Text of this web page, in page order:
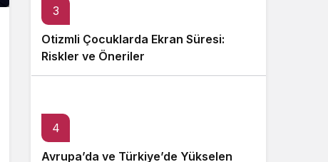
3
Otizmli Çocuklarda Ekran Süresi:
Riskler ve Öneriler
4
Avrupa’da ve Türkiye’de Yükselen